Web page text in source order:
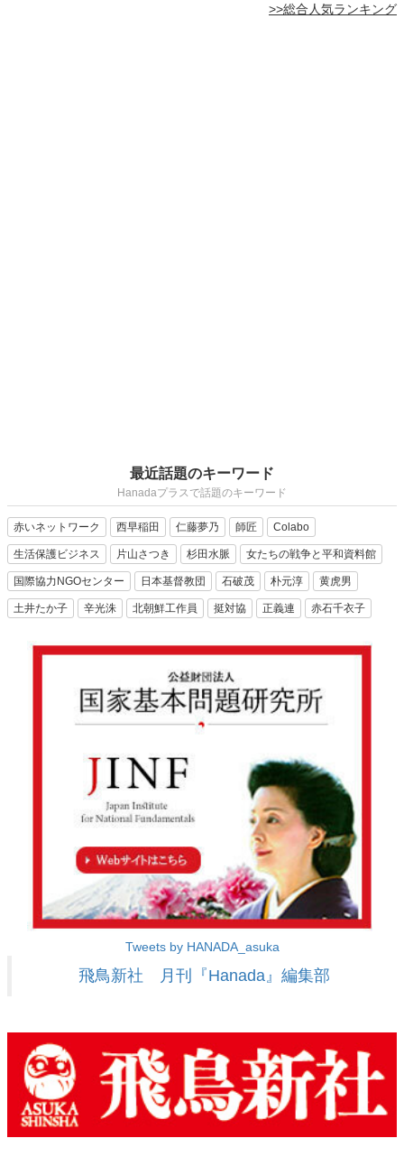
>>総合人気ランキング
最近話題のキーワード
Hanadaプラスで話題のキーワード
赤いネットワーク 西早稲田 仁藤夢乃 師匠 Colabo
生活保護ビジネス 片山さつき 杉田水脈 女たちの戦争と平和資料館
国際協力NGOセンター 日本基督教団 石破茂 朴元淳 黄虎男
土井たか子 辛光洙 北朝鮮工作員 挺対協 正義連 赤石千衣子
Tweets by HANADA_asuka
飛鳥新社 月刊『Hanada』編集部